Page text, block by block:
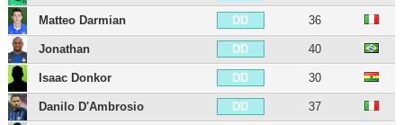
Matteo Darmian DD 36
Jonathan DD 40
Isaac Donkor DD 30
Danilo D'Ambrosio DD 37